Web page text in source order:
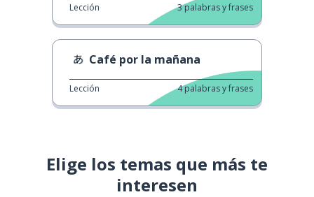
Lección 3palabras y frases
Café por la mañana
Lección 4palabras y frases
Elige los temas que más te
interesen